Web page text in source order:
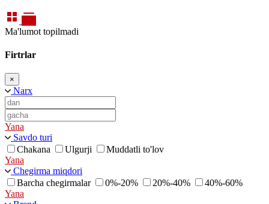
Ma'lumot topilmadi
Firtrlar
×
Narx
Yana
Savdo turi
Chakana
Ulgurji
Muddatli to'lov
Yana
Chegirma miqdori
Barcha chegirmalar
0%-20% 20%-40%
40%-60%
Yana